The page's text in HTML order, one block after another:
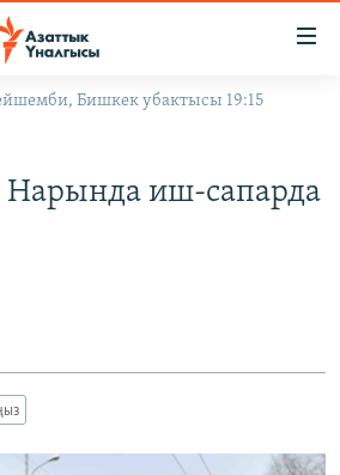
Бишкек убактысы 19:15
иш-сапарда